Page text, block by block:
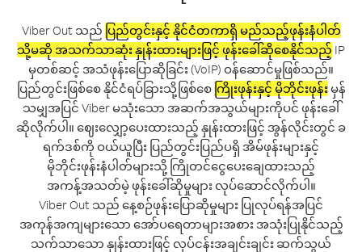
Viber Out သည် ပြည်တွင်းနှင့် နိုင်ငံတကာရှိ မည်သည့်ဖုန်းနံပါတ်
သို့မဆို အသက်သာဆုံး နှုန်းထားများဖြင့် ဖုန်းခေါ်ဆိုစေနိုင်သည့် IP
မှတစ်ဆင့် အသံဖုန်းပြောဆိုခြင်း (VoIP) ဝန်ဆောင်မှုဖြစ်သည်။
ပြည်တွင်းဖြစ်စေ နိုင်ငံရပ်ခြားသို့ဖြစ်စေ ကြိုးဖုန်းနှင့် မိုဘိုင်းဖုန်းမှန်
သမျှအပြင် Viber မသုံးသော အဆက်အသွယ်များကိုပင် ဖုန်းခေါ်
ဆိုလိုက်ပါ။ ဈေးလျှော့ပေးထားသည့် နှုန်းထားဖြင့် အွန်လိုင်းတွင် ခ
ရက်ဒစ်ကို ဝယ်ယူပြီး ပြည်တွင်းပြည်ပရှိ အိမ်ဖုန်းများနှင့်
မိုဘိုင်းဖုန်းနံပါတ်များသို့ ကြိုတင်ငွေပေးချေထားသည့်
အကန့်အသတ်မဲ့ ဖုန်းခေါ်ဆိုမှုများ လုပ်ဆောင်လိုက်ပါ။
Viber Out သည် နေ့စဉ်ဖုန်းပြောဆိုမှုများ ပြုလုပ်ရန်အပြင်
အကုန်အကျများသော အော်ပရေတာများအစား အသုံးပြုနိုင်သည့်
သက်သာသော နှုန်းထားဖြင့် လုပ်ငန်းအချင်းချင်း ဆက်သွယ်